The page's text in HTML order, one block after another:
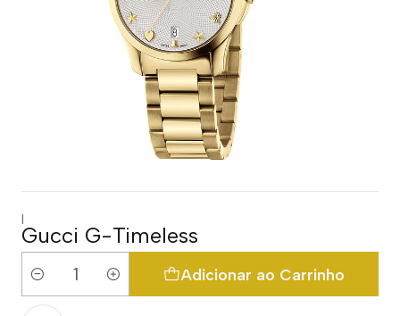
|
Gucci G-Timeless
Quantidade
Adicionar ao Carrinho